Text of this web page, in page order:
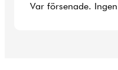
Var försenade.